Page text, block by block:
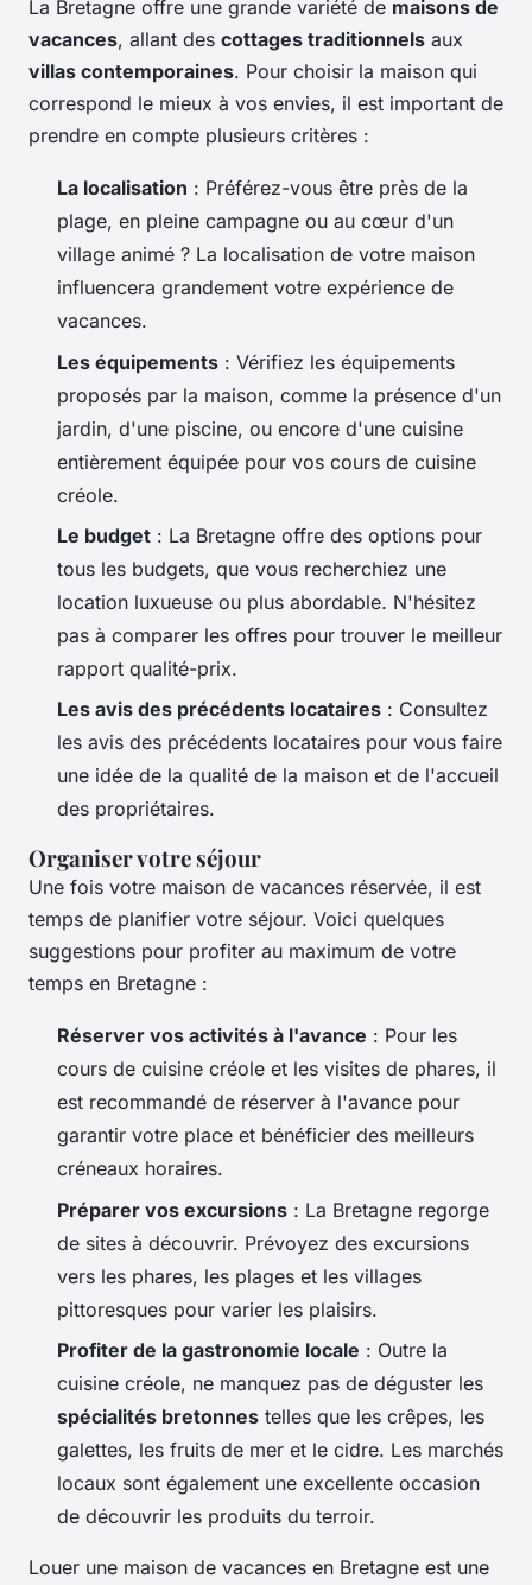
La Bretagne offre une grande variété de maisons de
vacances, allant des cottages traditionnels aux
villas contemporaines. Pour choisir la maison qui
correspond le mieux à vos envies, il est important de
prendre en compte plusieurs critères :
La localisation : Préférez-vous être près de la
plage, en pleine campagne ou au cœur d'un
village animé ? La localisation de votre maison
influencera grandement votre expérience de
vacances.
Les équipements : Vérifiez les équipements
proposés par la maison, comme la présence d'un
jardin, d'une piscine, ou encore d'une cuisine
entièrement équipée pour vos cours de cuisine
créole.
Le budget : La Bretagne offre des options pour
tous les budgets, que vous recherchiez une
location luxueuse ou plus abordable. N'hésitez
pas à comparer les offres pour trouver le meilleur
rapport qualité-prix.
Les avis des précédents locataires : Consultez
les avis des précédents locataires pour vous faire
une idée de la qualité de la maison et de l'accueil
des propriétaires.
Organiser votre séjour
Une fois votre maison de vacances réservée, il est
temps de planifier votre séjour. Voici quelques
suggestions pour profiter au maximum de votre
temps en Bretagne :
Réserver vos activités à l'avance : Pour les
cours de cuisine créole et les visites de phares, il
est recommandé de réserver à l'avance pour
garantir votre place et bénéficier des meilleurs
créneaux horaires.
Préparer vos excursions : La Bretagne regorge
de sites à découvrir. Prévoyez des excursions
vers les phares, les plages et les villages
pittoresques pour varier les plaisirs.
Profiter de la gastronomie locale : Outre la
cuisine créole, ne manquez pas de déguster les
spécialités bretonnes telles que les crêpes, les
galettes, les fruits de mer et le cidre. Les marchés
locaux sont également une excellente occasion
de découvrir les produits du terroir.
Louer une maison de vacances en Bretagne est une